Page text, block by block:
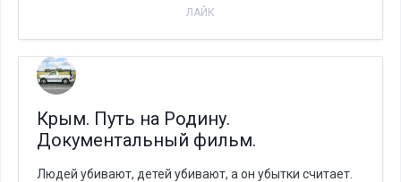
ЛАЙК
Крым. Путь на Родину.
Документальный фильм.
Людей убивают, детей убивают, а он убытки считает.